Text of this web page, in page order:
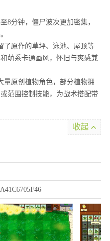
8分钟，僵尸波次更加密集，
了原作的草坪、泳池、屋顶等
萌系卡通画风，怀旧与爽感兼
量原创植物角色，部分植物拥
范围控制技能，为战术搭配带
收起